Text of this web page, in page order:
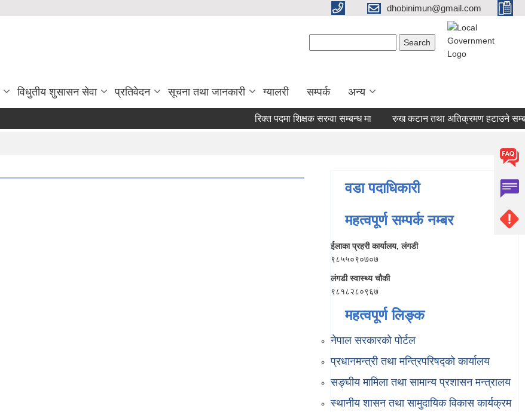
dhobinimun@gmail.com
विधुतीय शुसासन सेवा प्रतिवेदन सूचना तथा जानकारी ग्यालरी सम्पर्क अन्य
रिक्त पदमा शिक्षक सरुवा सम्बन्ध मा रुख कटान तथा अतिक्रमण हटाउने सम्बन्धि
वडा पदाधिकारी
महत्वपूर्ण सम्पर्क नम्बर
ईलाका प्रहरी कार्यालय, लंगडी
९८५५०९०७०७
लंगडी स्वास्थ्य चौकी
९८१८२८०९६७
महत्वपूर्ण लिङ्क
नेपाल सरकारको पोर्टल
प्रधानमन्त्री तथा मन्त्रिपरिषद्को कार्यालय
सङ्घीय मामिला तथा सामान्य प्रशासन मन्त्रालय
स्थानीय शासन तथा सामुदायिक विकास कार्यक्रम